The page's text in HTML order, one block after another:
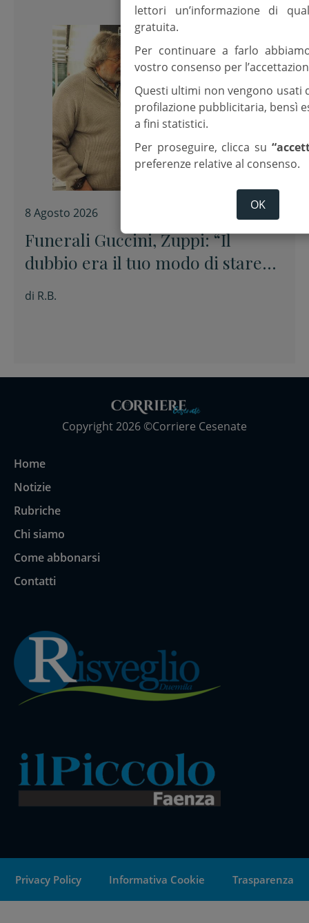
8 Agosto 2026
Funerali Guccini, Zuppi: “Il
dubbio era il tuo modo di stare
davanti alle cose senza barare”
di R.B.
Copyright 2026 ©Corriere Cesenate
Home
Notizie
Rubriche
Chi siamo
Come abbonarsi
Contatti
Privacy Policy Informativa Cookie Trasparenza
lettori un’informazione di
gratuita.
Per continuare a farlo
vostro consenso per
Questi ultimi non vengono usati
profilazione pubblicitaria, bensì
a fini statistici.
Per proseguire, clicca su
preferenze relative al consenso.
OK